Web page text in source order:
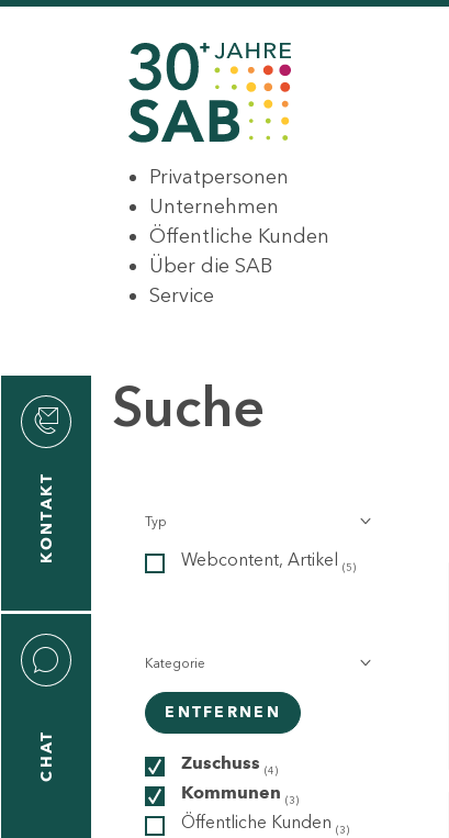
Privatpersonen
Unternehmen
Öffentliche Kunden
Über die SAB
Service
KONTAKT
CHAT
Suche
Typ
Webcontent, Artikel (5)
Kategorie
ENTFERNEN
Zuschuss (4)
Kommunen (3)
Öffentliche Kunden (3)